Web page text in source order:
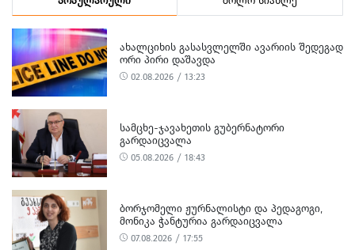
ᲐᲮᲐᲚᲪᲘᲮᲘᲡ ᲒᲐᲡᲐᲡᲕᲚᲔᲚᲨᲘ ᲐᲕᲐᲠᲘᲘᲡ ᲨᲔᲓᲔᲒᲐᲓ
ᲝᲠᲘ ᲞᲘᲠᲘ ᲓᲐᲨᲐᲕᲓᲐ
02.08.2026 / 13:23
ᲡᲐᲛᲪᲮᲔ-ᲯᲐᲕᲐᲮᲔᲗᲘᲡ ᲒᲣᲑᲔᲠᲜᲐᲢᲝᲠᲘ
ᲒᲐᲠᲓᲐᲘᲪᲕᲐᲚᲐ
05.08.2026 / 18:43
ᲑᲝᲠᲯᲝᲛᲔᲚᲘ ᲟᲣᲠᲜᲐᲚᲘᲡᲢᲘ ᲓᲐ ᲞᲔᲓᲐᲒᲝᲒᲘ,
ᲛᲝᲜᲘᲙᲐ ᲭᲐᲜᲢᲣᲠᲘᲐ ᲒᲐᲠᲓᲐᲘᲪᲕᲐᲚᲐ
07.08.2026 / 17:55